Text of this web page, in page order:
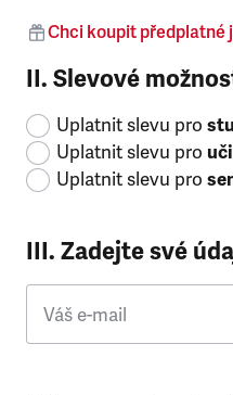
Chci koupit předplatné
II. Slevové
Uplatnit slevu pro
Uplatnit slevu pro
Uplatnit slevu pro
III. Zadejte své
Váš e-mail